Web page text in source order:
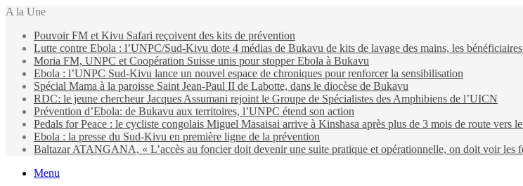
A la Une
Pouvoir FM et Kivu Safari reçoivent des kits de prévention
Lutte contre Ebola : l’UNPC/Sud-Kivu dote 4 médias de Bukavu de kits de lavage des mains, les bénéficiaires
Moria FM, UNPC et Coopération Suisse unis pour stopper Ebola à Bukavu
Ebola : l’UNPC Sud-Kivu lance un nouvel espace de chroniques pour renforcer la sensibilisation
Spécial Mama à la paroisse Saint Jean-Paul II de Labotte, dans le diocèse de Bukavu
RDC: le jeune chercheur Jacques Assumani rejoint le Groupe de Spécialistes des Amphibiens de l’UICN
Prévention d’Ebola: de Bukavu aux territoires, l’UNPC étend son action
Pedals for Peace : le cycliste congolais Miguel Masaisai arrive à Kinshasa après plus de 3 mois de route vers
Ebola : la presse du Sud-Kivu en première ligne de la prévention
Baltazar ATANGANA, « L’accès au foncier doit devenir une suite pratique et opérationnelle, on doit voir les
Menu